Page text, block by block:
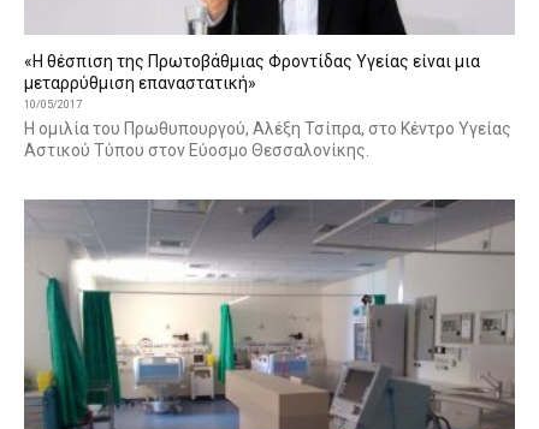
«Η θέσπιση της Πρωτοβάθμιας Φροντίδας Υγείας είναι μια
μεταρρύθμιση επαναστατική»
10/05/2017
Η ομιλία του Πρωθυπουργού, Αλέξη Τσίπρα, στο Κέντρο Υγείας
Αστικού Τύπου στον Εύοσμο Θεσσαλονίκης.